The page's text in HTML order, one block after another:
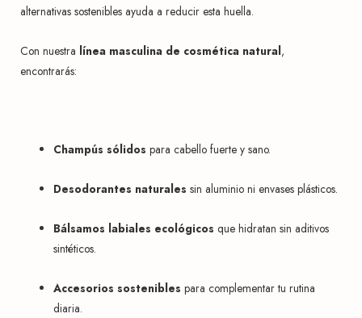
alternativas sostenibles ayuda a reducir esta huella.
Con nuestra línea masculina de cosmética natural,
encontrarás:
Champús sólidos para cabello fuerte y sano.
Desodorantes naturales sin aluminio ni envases plásticos.
Bálsamos labiales ecológicos que hidratan sin aditivos
sintéticos.
Accesorios sostenibles para complementar tu rutina
diaria.